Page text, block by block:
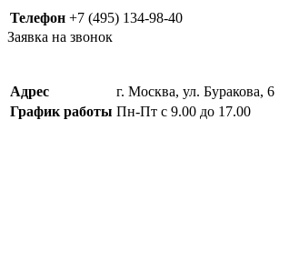
Телефон +7 (495) 134-98-40
Заявка на звонок
Адрес
г. Москва, ул. Буракова, 6
График работы Пн-Пт с 9.00 до 17.00